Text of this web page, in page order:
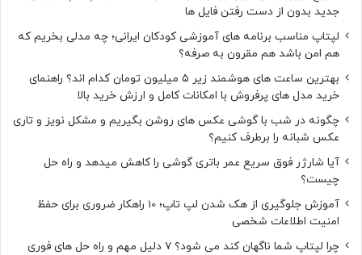
جدید بدون از دست رفتن فایل ها
لپتاپ مناسب برنامه های آموزشی کودکان ایرانی؛ چه مدلی بخریم که
هم امن باشد هم مقرون به صرفه؟
بهترین ساعت های هوشمند زیر ۵ میلیون تومان کدام اند؟ راهنمای
خرید مدل های پرفروش با امکانات کامل و ارزش خرید بالا
چگونه در شب با گوشی عکس های روشن بگیریم و مشکل نویز و تاری
عکس شبانه را برطرف کنیم؟
آیا شارژر فوق سریع عمر باتری گوشی را کاهش میدهد و راه حل
چیست؟
آموزش جلوگیری از هک شدن لپ تاپ؛ 10 راهکار ضروری برای حفظ
امنیت اطلاعات شخصی
چرا لپتاپ شما ناگهان کند می شود؟ ۷ دلیل مهم و راه حل های فوری